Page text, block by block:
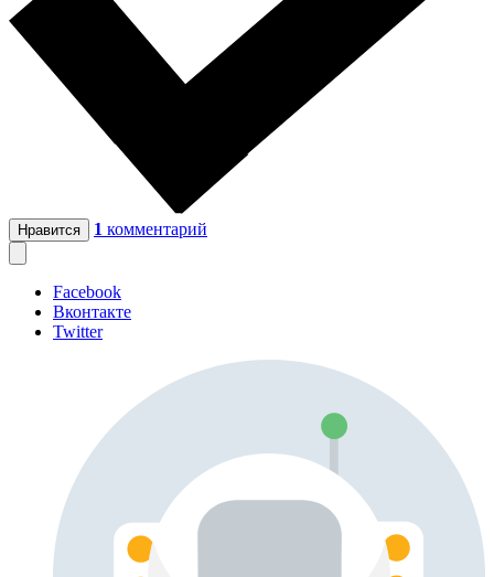
Нравится 1 комментарий
Facebook
Вконтакте
Twitter